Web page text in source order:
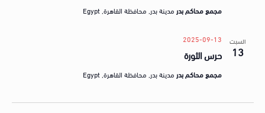
مجمع محاكم بدر مدينة بدر, محافظة القاهرة, Egypt
السبت
13 حرس الثورة
2025-09-13
مجمع محاكم بدر مدينة بدر, محافظة القاهرة, Egypt